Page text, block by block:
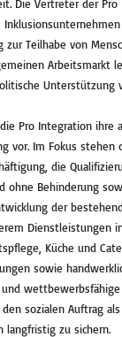
Die Vertreter der
zur Teilhabe von
Arbeitsmarkt
Unterstützung
Pro Integration ihre
vor. Im Fokus stehen
die
ohne Behinderung
der
Dienstleistungen
Küche und
sowie
sozialen Auftrag als
langfristig zu sichern.